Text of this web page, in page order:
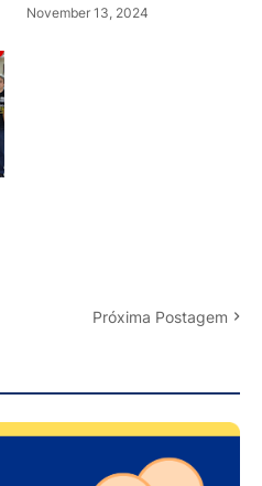
November 13, 2024
Próxima Postagem